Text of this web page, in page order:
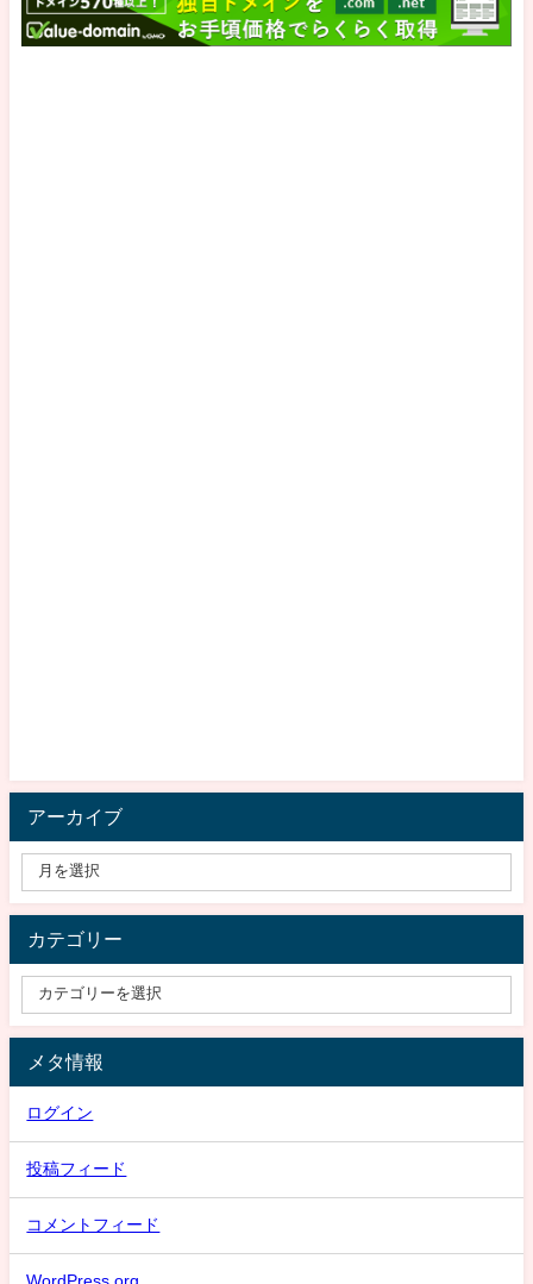
アーカイブ
カテゴリー
メタ情報
ログイン
投稿フィード
コメントフィード
WordPress.org